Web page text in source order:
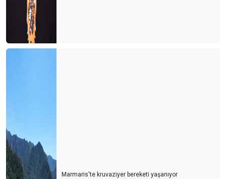
Marmaris'te kruvaziyer bereketi yaşanıyor